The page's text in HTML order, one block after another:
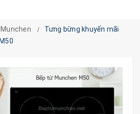
Tưng bừng khuyến mãi